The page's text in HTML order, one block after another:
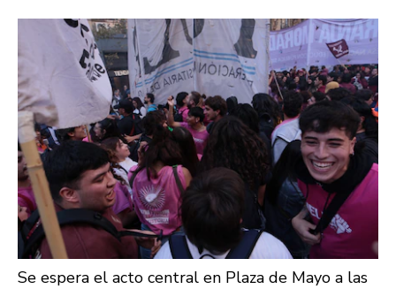
Se espera el acto central en Plaza de Mayo a las